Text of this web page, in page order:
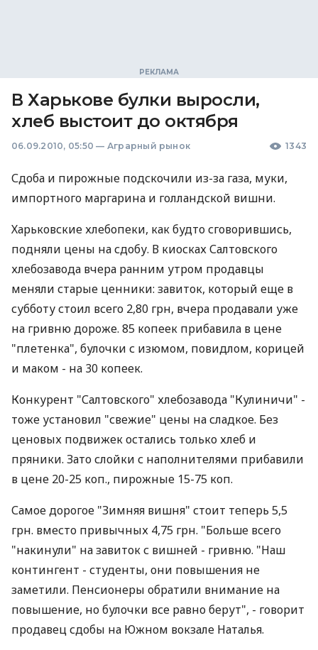
В Харькове булки выросли,
хлеб выстоит до октября
06.09.2010, 05:50 — Аграрный рынок 1343
Сдоба и пирожные подскочили из-за газа, муки,
импортного маргарина и голландской вишни.
Харьковские хлебопеки, как будто сговорившись,
подняли цены на сдобу. В киосках Салтовского
хлебозавода вчера ранним утром продавцы
меняли старые ценники: завиток, который еще в
субботу стоил всего 2,80 грн, вчера продавали уже
на гривню дороже. 85 копеек прибавила в цене
"плетенка", булочки с изюмом, повидлом, корицей
и маком - на 30 копеек.
Конкурент "Салтовского" хлебозавода "Кулиничи" -
тоже установил "свежие" цены на сладкое. Без
ценовых подвижек остались только хлеб и
пряники. Зато слойки с наполнителями прибавили
в цене 20-25 коп., пирожные 15-75 коп.
Самое дорогое "Зимняя вишня" стоит теперь 5,5
грн. вместо привычных 4,75 грн. "Больше всего
"накинули" на завиток с вишней - гривню. "Наш
контингент - студенты, они повышения не
заметили. Пенсионеры обратили внимание на
повышение, но булочки все равно берут", - говорит
продавец сдобы на Южном вокзале Наталья.